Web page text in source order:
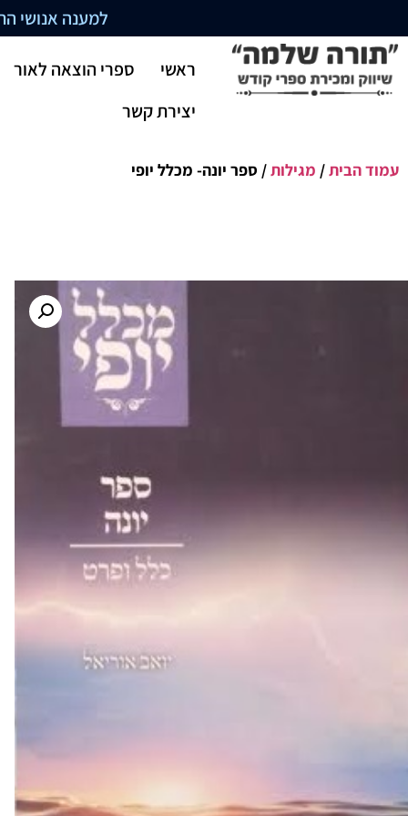
למענה אנושי התקשרו
ראשי
ספרי הוצאה לאור
יצירת קשר
עמוד הבית/ מגילות/ ספר יונה- מכלל יופי